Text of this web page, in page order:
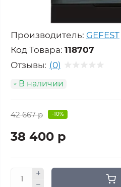
Производитель: GEFEST
Код Товара: 118707
Отзывы: (0)
В наличии
42 667 р -10%
38 400 р